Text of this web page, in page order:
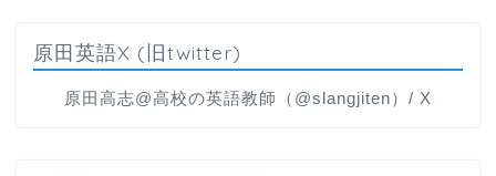
原田英語X (旧twitter)
原田高志@高校の英語教師（@slangjiten）/ X